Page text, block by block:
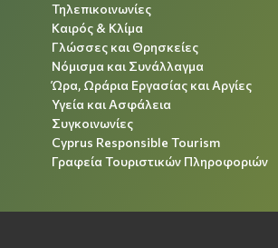
Τηλεπικοινωνίες
Καιρός & Κλίμα
Γλώσσες και Θρησκείες
Νόμισμα και Συνάλλαγμα
Ώρα, Ωράρια Εργασίας και Αργίες
Υγεία και Ασφάλεια
Συγκοινωνίες
Cyprus Responsible Tourism
Γραφεία Τουριστικών Πληροφοριών